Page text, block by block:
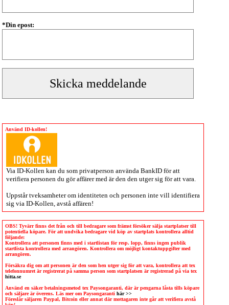
*Din epost:
Använd ID-kollen!
Via ID-Kollen kan du som privatperson använda BankID för att
verifiera personen du gör affärer med är den den utger sig för att vara.
Uppstår tveksamheter om identiteten och personen inte vill identifiera
sig via ID-Kollen , avstå affären!
OBS! Tyvärr finns det från och till bedragare som främst försöker sälja startplatser till
potentiella köpare. För att undvika bedragare vid köp av startplats kontrollera alltid
följande:
Kontrollera att personen finns med i startlistan för resp. lopp, finns ingen publik
startlista kontrollera med arrangören. Kontrollera om möjligt kontaktuppgifter med
arrangören.
Försäkra dig om att personen är den som hen utger sig för att vara, kontrollera att tex
telefonnumret är registrerat på samma person som startplatsen är registrerad på via tex
hitta.se
Använd en säker betalningsmetod tex Paysongaranti, där är pengarna låsta tills köpare
och säljare är överens. Läs mer om Paysongaranti här >>
Föreslår säljaren Paypal, Bitcoin eller annat där mottagaren inte går att verifiera avstå